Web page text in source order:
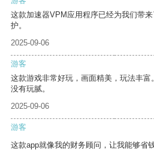
这款加速器VPM应用程序已经为我们带
护。
2025-09-06
游客
这款游戏非常好玩，画面精美，玩法丰
没有玩腻。
2025-09-06
游客
这款app就像我的财务顾问，让我能够省